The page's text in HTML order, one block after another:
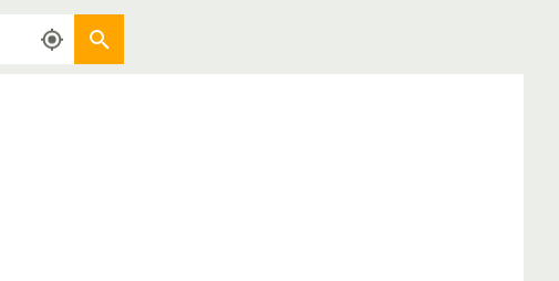
Aktuellen Standort verwenden